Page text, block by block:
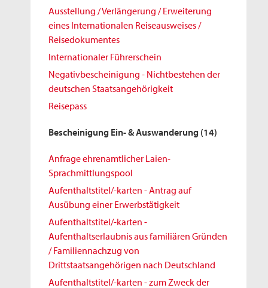
Ausstellung / Verlängerung / Erweiterung
eines Internationalen Reiseausweises /
Reisedokumentes
Internationaler Führerschein
Negativbescheinigung - Nichtbestehen der
deutschen Staatsangehörigkeit
Reisepass
Bescheinigung Ein- & Auswanderung (14)
Anfrage ehrenamtlicher Laien-
Sprachmittlungspool
Aufenthaltstitel/-karten - Antrag auf
Ausübung einer Erwerbstätigkeit
Aufenthaltstitel/-karten -
Aufenthaltserlaubnis aus familiären Gründen
/ Familiennachzug von
Drittstaatsangehörigen nach Deutschland
Aufenthaltstitel/-karten - zum Zweck der